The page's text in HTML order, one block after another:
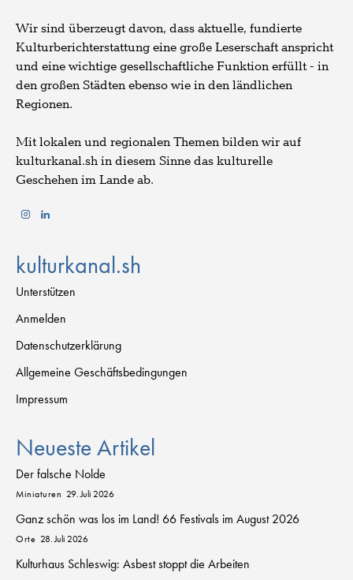
Wir sind überzeugt davon, dass aktuelle, fundierte
Kulturberichterstattung eine große Leserschaft anspricht
und eine wichtige gesellschaftliche Funktion erfüllt - in
den großen Städten ebenso wie in den ländlichen
Regionen.
Mit lokalen und regionalen Themen bilden wir auf
kulturkanal.sh in diesem Sinne das kulturelle
Geschehen im Lande ab.
kulturkanal.sh
Unterstützen
Anmelden
Datenschutzerklärung
Allgemeine Geschäftsbedingungen
Impressum
Neueste Artikel
Der falsche Nolde
Miniaturen 29. Juli 2026
Ganz schön was los im Land! 66 Festivals im August 2026
Orte 28. Juli 2026
Kulturhaus Schleswig: Asbest stoppt die Arbeiten